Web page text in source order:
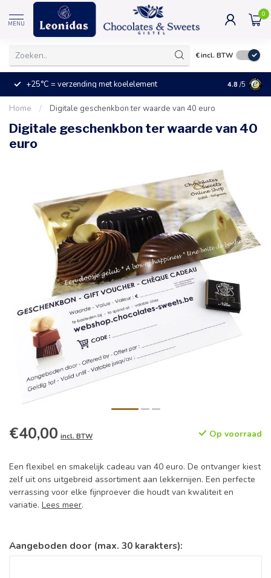
MENU
0
€incl. BTW
+25°C = verzending met koelelement Kleine
4.8 /5
Home / Digitale geschenkbon ter waarde van 40 euro
Digitale geschenkbon ter waarde van 40
euro
€40,00 incl. BTW Op voorraad
Een flexibel en smakelijk cadeau van 40 euro. De ontvanger kiest
zelf uit ons uitgebreid assortiment aan lekkernijen. Een perfecte
verrassing voor elke fijnproever die houdt van kwaliteit en
variatie. Lees meer.
Aangeboden door (max. 30 karakters):